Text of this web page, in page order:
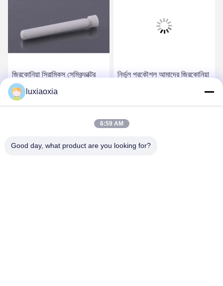
জিরকোনিয়া সিরামিকস সেমিকন্ডাক্টর
সরঞ্জামগুলিতে ওয়েফার হ্যান্ডলিং এবং
পজিশনিং সিস্টেমের জন্য প্রয়োজনীয়
নির্ভুল প্রকৌশল আমাদের জিরকোনিয়া
luxiaoxia
6:59 AM
Good day, what product are you looking for?